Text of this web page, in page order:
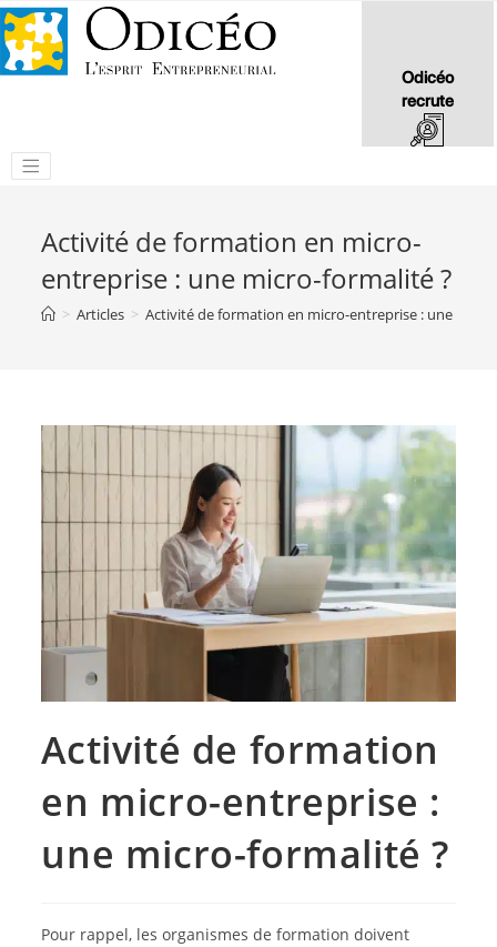
Odicéo
recrute
Activité de formation en micro-
entreprise : une micro-formalité ?
> Articles > Activité de formation en micro-entreprise : une
Activité de formation
en micro-entreprise :
une micro-formalité ?
Pour rappel, les organismes de formation doivent